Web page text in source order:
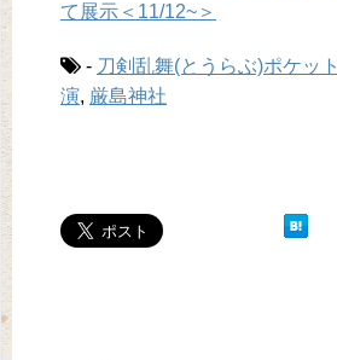
て展示＜11/12~＞
- 刀剣乱舞(とうらぶ)ポケット
演, 厳島神社